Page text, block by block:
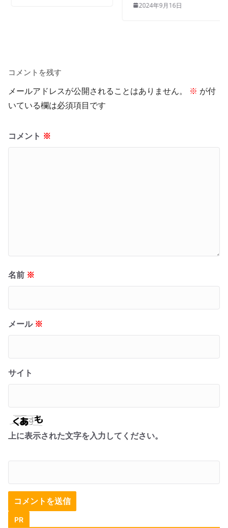
2024年9月16日
コメントを残す
メールアドレスが公開されることはありません。 ※ が付
いている欄は必須項目です
コメント ※
名前 ※
メール ※
サイト
上に表示された文字を入力してください。
PR